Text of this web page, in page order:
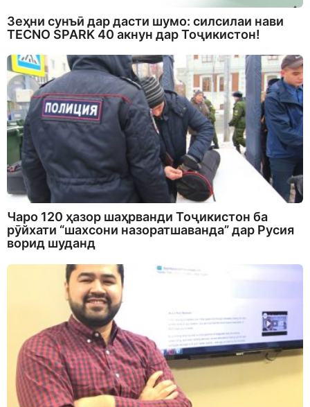
Зеҳни сунъӣ дар дасти шумо: силсилаи нави
TECNO SPARK 40 акнун дар Тоҷикистон!
Чаро 120 ҳазор шаҳрванди Тоҷикистон ба
рӯйхати “шахсони назоратшаванда” дар Русия
ворид шуданд